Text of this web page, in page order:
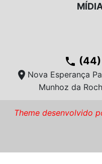
phone
location_on Nova Esperança
Munhoz da
Theme desenvolvido